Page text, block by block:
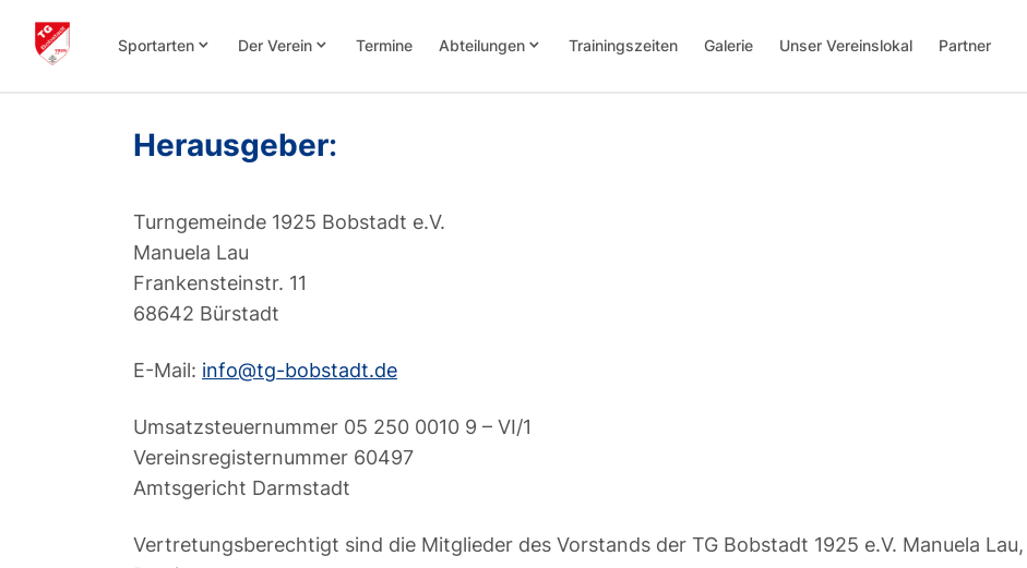
Sportarten keyboard_arrow_down Der Verein keyboard_arrow_down Termine Abteilungen keyboard_arrow_down Trainingszeiten Galerie Unser Vereinslokal Partner
Herausgeber:
Turngemeinde 1925 Bobstadt e.V.
Manuela Lau
Frankensteinstr. 11
68642 Bürstadt
E-Mail: info@tg-bobstadt.de
Umsatzsteuernummer 05 250 0010 9 – VI/1
Vereinsregisternummer 60497
Amtsgericht Darmstadt
Vertretungsberechtigt sind die Mitglieder des Vorstands der TG Bobstadt 1925 e.V. Manuela